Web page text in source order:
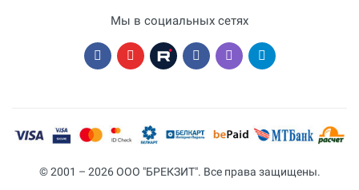
Мы в социальных сетях
© 2001 – 2026 ООО "БРЕКЗИТ". Все права защищены.